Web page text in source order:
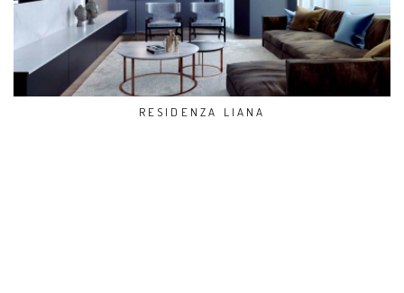
RESIDENZA LIANA